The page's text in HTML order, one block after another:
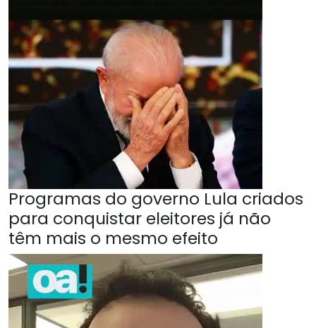
Programas do governo Lula criados
para conquistar eleitores já não
têm mais o mesmo efeito